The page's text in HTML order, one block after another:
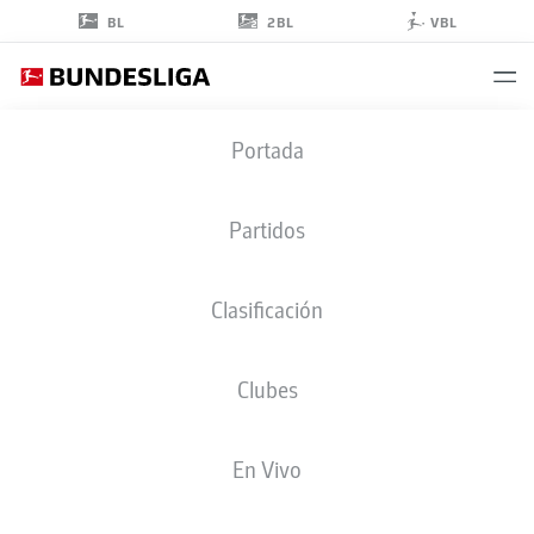
BL 2BL VBL
Portada
Partidos
Clasificación
Clubes
En Vivo